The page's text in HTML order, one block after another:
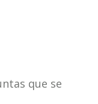
que se